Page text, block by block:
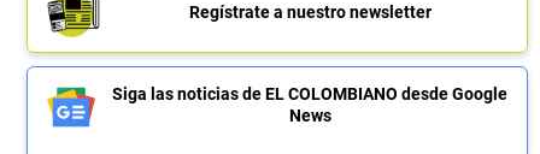
Regístrate a nuestro newsletter
Siga las noticias de EL COLOMBIANO desde Google
News